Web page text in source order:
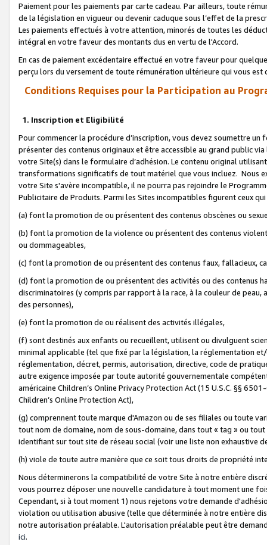
Paiement pour les paiements par carte cadeau. Par ailleurs, toute
de la législation en vigueur ou devenir caduque sous l’effet de la
Les paiements effectués à votre attention, minorés de toutes les
intégral en votre faveur des montants dus en vertu de l'Accord.
En cas de paiement excédentaire effectué en votre faveur pour
perçu lors du versement de toute rémunération ultérieure qui vous est
Conditions Requises pour la Participation au
1. Inscription et Eligibilité
Pour commencer la procédure d’inscription, vous devez soumettre
présenter des contenus originaux et être accessible au grand public
votre Site(s) dans le formulaire d’adhésion. Le contenu original
transformations significatifs de tout matériel que vous incluez. Nous
votre Site s'avère incompatible, il ne pourra pas rejoindre le
Publicitaire de Produits. Parmi les Sites incompatibles figurent ceux
(a) font la promotion de ou présentent des contenus obscènes ou
(b) font la promotion de la violence ou présentent des contenus
ou dommageables,
(c) font la promotion de ou présentent des contenus faux, fallacieux,
(d) font la promotion de ou présentent des activités ou des contenus
discriminatoires (y compris par rapport à la race, à la couleur de
des personnes),
(e) font la promotion de ou réalisent des activités illégales,
(f) sont destinés aux enfants ou recueillent, utilisent ou divulguent
minimal applicable (tel que fixé par la législation, la réglementation
réglementation, décret, permis, autorisation, directive, code de
autre exigence imposée par toute autorité gouvernementale
américaine Children’s Online Privacy Protection Act (15 U.S.C. §§
Children’s Online Protection Act),
(g) comprennent toute marque d'Amazon ou de ses filiales ou toute
tout nom de domaine, nom de sous-domaine, dans tout « tag » ou
identifiant sur tout site de réseau social (voir une liste non exhaustive
(h) viole de toute autre manière que ce soit tous droits de propriété
Nous déterminerons la compatibilité de votre Site à notre entière
vous pourrez déposer une nouvelle candidature à tout moment une
Cependant, si à tout moment 1) nous rejetons votre demande
violation ou utilisation abusive (telle que déterminée à notre entière
notre autorisation préalable. L'autorisation préalable peut être
ici.